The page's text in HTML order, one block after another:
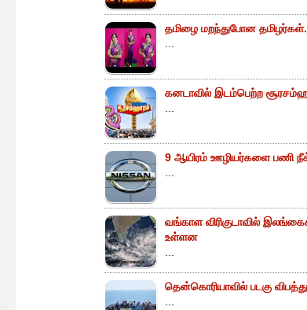
தமிழை மறந்துபோன
...
கனடாவில் இடம்பெற்ற
...
9 ஆயிரம் ஊழியர்களை பணி
...
வங்காள விரிகுடாவில்
உள்ளன
...
தென்கொரியாவில் படகு
...